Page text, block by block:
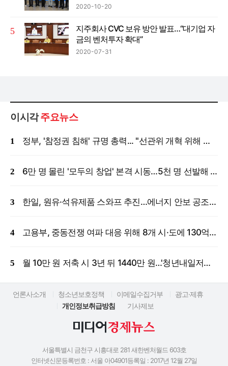
2020-10-20
지주회사 CVC 보유 방안 발표…“대기업 자
금의 벤처투자 확대”
2020-07-31
이시각주요뉴스
정부, '참정권 침해' 규명 총력... "선관위 개혁 위해 국정조사 등 모든 조치"
6만 명 몰린 '모두의 창업' 본격 시동…5천 명 선발해 밀착 지원
한일, 원유·석유제품 스와프 추진…에너지 안보 공조 강화
고용부, 중동전쟁 여파 대응 위해 8개 시·도에 130억 원 긴급 투입
월 10만 원 저축 시 3년 뒤 1440만 원…'청년내일저축계좌' 신규 모집
언론사소개 청소년보호정책 이메일수집거부
광고·제휴
개인정보취급방침
기사제보
서울특별시 금천구 시흥대로 281 새한벤처월드 603호
인터넷신문등록번호 : 서울 아04901등록일 : 2017년 12월 27일